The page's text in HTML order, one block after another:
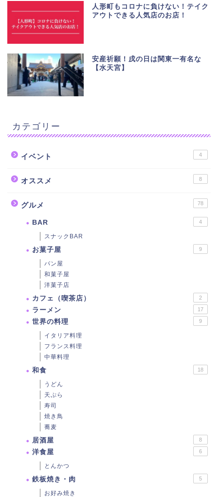
人形町もコロナに負けない！テイク
アウトできる人気店のお店！
安産祈願！戌の日は関東一有名な
【水天宮】
カテゴリー
イベント 4
オススメ 8
グルメ 78
BAR 4
スナックBAR
お菓子屋 9
パン屋
和菓子屋
洋菓子店
カフェ（喫茶店） 2
ラーメン 17
世界の料理 9
イタリア料理
フランス料理
中華料理
和食 18
うどん
天ぷら
寿司
焼き鳥
蕎麦
居酒屋 8
洋食屋 6
とんかつ
鉄板焼き・肉 5
お好み焼き